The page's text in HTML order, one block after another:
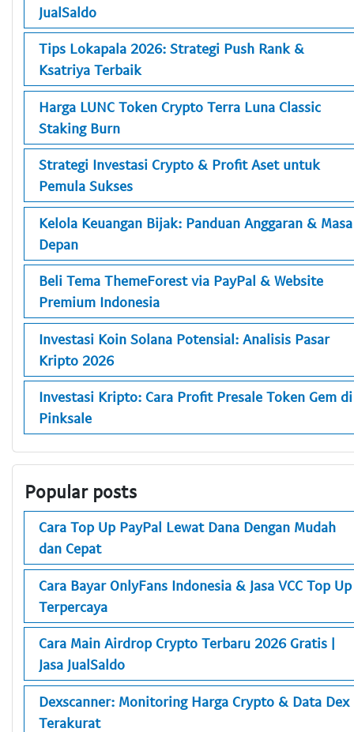
JualSaldo
Tips Lokapala 2026: Strategi Push Rank &
Ksatriya Terbaik
Harga LUNC Token Crypto Terra Luna Classic
Staking Burn
Strategi Investasi Crypto & Profit Aset untuk
Pemula Sukses
Kelola Keuangan Bijak: Panduan Anggaran & Masa
Depan
Beli Tema ThemeForest via PayPal & Website
Premium Indonesia
Investasi Koin Solana Potensial: Analisis Pasar
Kripto 2026
Investasi Kripto: Cara Profit Presale Token Gem di
Pinksale
Popular posts
Cara Top Up PayPal Lewat Dana Dengan Mudah
dan Cepat
Cara Bayar OnlyFans Indonesia & Jasa VCC Top Up
Terpercaya
Cara Main Airdrop Crypto Terbaru 2026 Gratis |
Jasa JualSaldo
Dexscanner: Monitoring Harga Crypto & Data Dex
Terakurat